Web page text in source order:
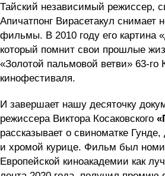
Тайский независимый режиссер,
Апичатпонг Вирасетакул снимает
фильмы. В 2010 году его картина
который помнит свои прошлые
«Золотой пальмовой ветви» 63-го
кинофестиваля.
И завершает нашу десяточку
режиссера Виктора Косаковского
рассказывает о свиноматке Гунде,
и хромой курице. Фильм был
Европейской киноакадемии как